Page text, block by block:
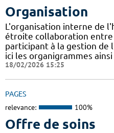
Organisation
L'organisation interne de
étroite collaboration
participant à la gestion de
ici les organigrammes
18/02/2026 15:25
PAGES
relevance: 100%
Offre de soins